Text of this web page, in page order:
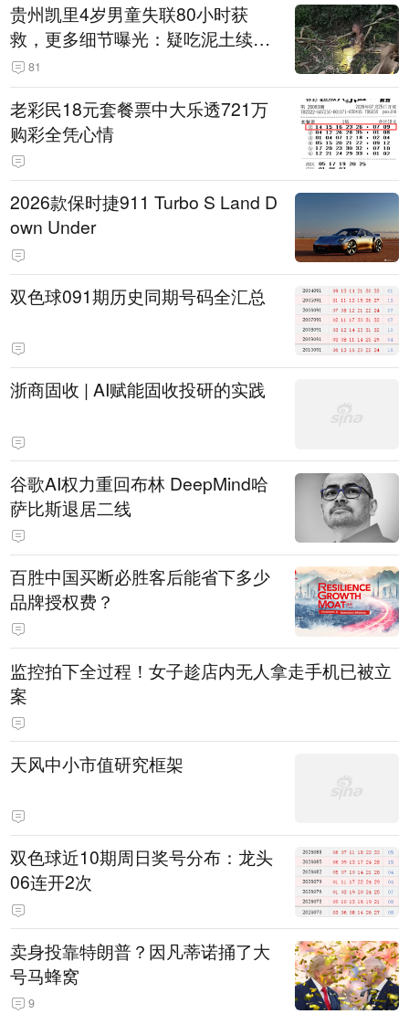
贵州凯里4岁男童失联80小时获
救，更多细节曝光：疑吃泥土续
命，搜救至20米附近错过多找3天
81
老彩民18元套餐票中大乐透721万
购彩全凭心情
2026款保时捷911 Turbo S Land D
own Under
双色球091期历史同期号码全汇总
浙商固收 | AI赋能固收投研的实践
谷歌AI权力重回布林 DeepMind哈
萨比斯退居二线
百胜中国买断必胜客后能省下多少
品牌授权费？
监控拍下全过程！女子趁店内无人拿走手机已被立
案
天风中小市值研究框架
双色球近10期周日奖号分布：龙头
06连开2次
卖身投靠特朗普？因凡蒂诺捅了大
号马蜂窝
9